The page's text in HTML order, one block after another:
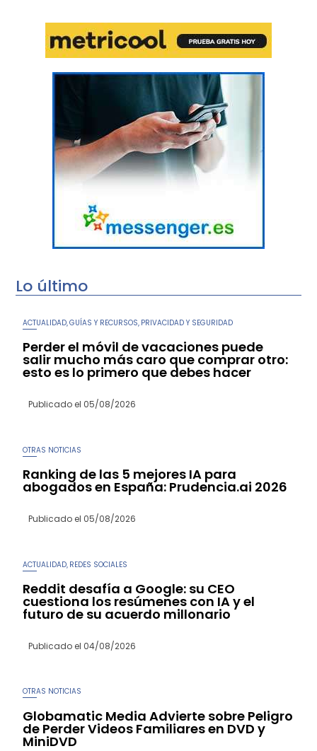
Lo último
ACTUALIDAD ,GUÍAS Y RECURSOS PRIVACIDAD Y SEGURIDAD
Perder el móvil de vacaciones puede
salir mucho más caro que comprar otro:
esto es lo primero que debes hacer
Publicado el 05/08/2026
OTRAS NOTICIAS
Ranking de las 5 mejores IA para
abogados en España: Prudencia.ai 2026
Publicado el 05/08/2026
ACTUALIDAD REDES SOCIALES
Reddit desafía a Google: su CEO
cuestiona los resúmenes con IA y el
futuro de su acuerdo millonario
Publicado el 04/08/2026
OTRAS NOTICIAS
Globamatic Media Advierte sobre Peligro
de Perder Videos Familiares en DVD y
MiniDVD